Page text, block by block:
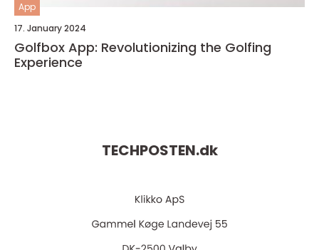
App
17. January 2024
Golfbox App: Revolutionizing the Golfing
Experience
TECHPOSTEN.dk